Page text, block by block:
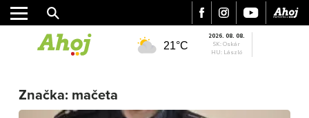
REGIÓN
21°C
2026. 08. 08.
SK: Oskár
HU: László
Značka: mačeta